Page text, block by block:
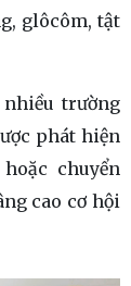
glôcôm, tật
trường
phát hiện
chuyển
cao cơ hội